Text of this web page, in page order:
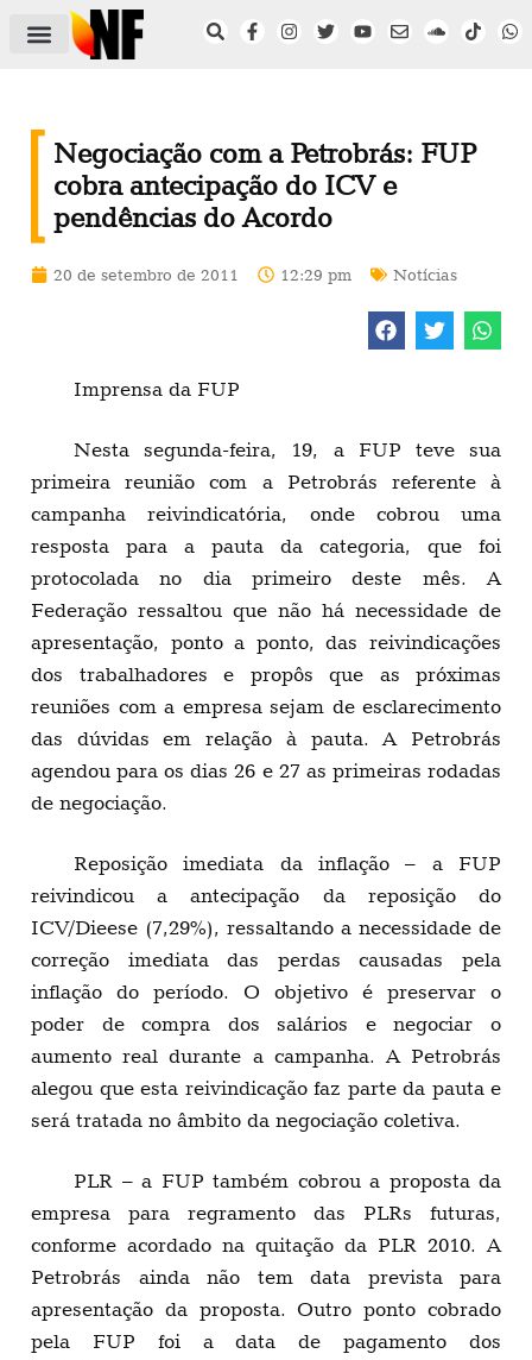
Negociação com a Petrobrás: FUP
cobra antecipação do ICV e
pendências do Acordo
20 de setembro de 2011 12:29 pm Notícias
Imprensa da FUP
Nesta segunda-feira, 19, a FUP teve sua
primeira reunião com a Petrobrás referente à
campanha reivindicatória, onde cobrou uma
resposta para a pauta da categoria, que foi
protocolada no dia primeiro deste mês. A
Federação ressaltou que não há necessidade de
apresentação, ponto a ponto, das reivindicações
dos trabalhadores e propôs que as próximas
reuniões com a empresa sejam de esclarecimento
das dúvidas em relação à pauta. A Petrobrás
agendou para os dias 26 e 27 as primeiras rodadas
de negociação.
Reposição imediata da inflação – a FUP
reivindicou a antecipação da reposição do
ICV/Dieese (7,29%), ressaltando a necessidade de
correção imediata das perdas causadas pela
inflação do período. O objetivo é preservar o
poder de compra dos salários e negociar o
aumento real durante a campanha. A Petrobrás
alegou que esta reivindicação faz parte da pauta e
será tratada no âmbito da negociação coletiva.
PLR – a FUP também cobrou a proposta da
empresa para regramento das PLRs futuras,
conforme acordado na quitação da PLR 2010. A
Petrobrás ainda não tem data prevista para
apresentação da proposta. Outro ponto cobrado
pela FUP foi a data de pagamento dos